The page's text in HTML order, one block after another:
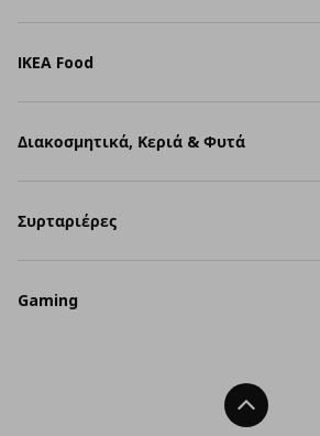
IKEA Food
Διακοσμητικά, Κεριά & Φυτά
Συρταριέρες
Gaming
Back To